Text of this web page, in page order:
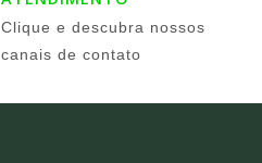
Clique e descubra nossos
canais de contato